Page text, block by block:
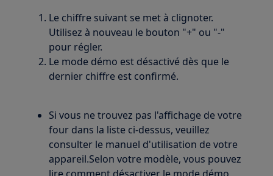
Le chiffre suivant se met à clignoter.
Utilisez à nouveau le bouton "+" ou "-"
pour régler.
Le mode démo est désactivé dès que le
dernier chiffre est confirmé.
Si vous ne trouvez pas l'affichage de votre
four dans la liste ci-dessus, veuillez
consulter le manuel d'utilisation de votre
appareil.Selon votre modèle, vous pouvez